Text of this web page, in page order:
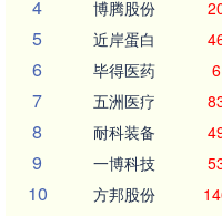
4 博腾股份
5 近岸蛋白
6 毕得医药
7 五洲医疗
8 耐科装备
9 一博科技
10 方邦股份